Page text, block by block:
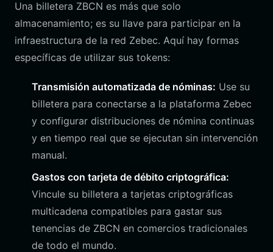
Una billetera ZBCN es más que solo
almacenamiento; es su llave para participar en la
infraestructura de la red Zebec. Aquí hay formas
específicas de utilizar sus tokens:
Transmisión automatizada de nóminas: Use su
billetera para conectarse a la plataforma Zebec
y configurar distribuciones de nómina continuas
y en tiempo real que se ejecutan sin intervención
manual.
Gastos con tarjeta de débito criptográfica:
Vincule su billetera a tarjetas criptográficas
multicadena compatibles para gastar sus
tenencias de ZBCN en comercios tradicionales
de todo el mundo.